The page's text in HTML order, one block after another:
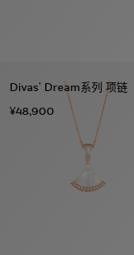
Divas’ Dream系列 项链
¥48,900